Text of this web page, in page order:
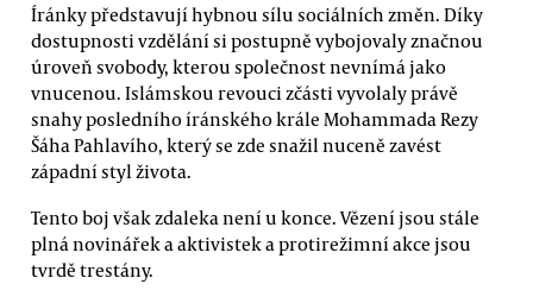
Íránky představují hybnou sílu sociálních změn. Díky
dostupnosti vzdělání si postupně vybojovaly značnou
úroveň svobody, kterou společnost nevnímá jako
vnucenou. Islámskou revouci zčásti vyvolaly právě
snahy posledního íránského krále Mohammada Rezy
Šáha Pahlavího, který se zde snažil nuceně zavést
západní styl života.
Tento boj však zdaleka není u konce. Vězení jsou stále
plná novinářek a aktivistek a protirežimní akce jsou
tvrdě trestány.